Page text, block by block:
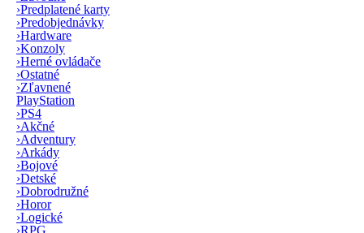
›Predplatené karty
›Predobjednávky
›Hardware
›Konzoly
›Herné ovládače
›Ostatné
›Zľavnené
PlayStation
›PS4
›Akčné
›Adventury
›Arkády
›Bojové
›Detské
›Dobrodružné
›Horor
›Logické
›RPG